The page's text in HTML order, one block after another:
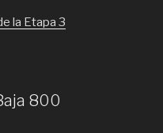
la Etapa 3
800